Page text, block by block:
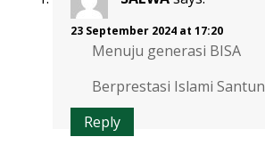
23 September 2024 at 17:20
Menuju generasi BISA
Berprestasi Islami
Reply